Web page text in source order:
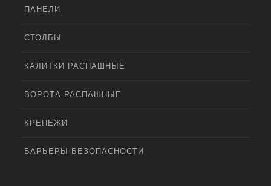
ПАНЕЛИ
СТОЛБЫ
КАЛИТКИ РАСПАШНЫЕ
ВОРОТА РАСПАШНЫЕ
КРЕПЕЖИ
БАРЬЕРЫ БЕЗОПАСНОСТИ